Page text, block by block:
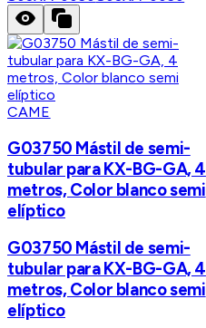
CAME
G03750 Mástil de semi-
tubular para KX-BG-GA, 4
metros, Color blanco semi
elíptico
G03750 Mástil de semi-
tubular para KX-BG-GA, 4
metros, Color blanco semi
elíptico